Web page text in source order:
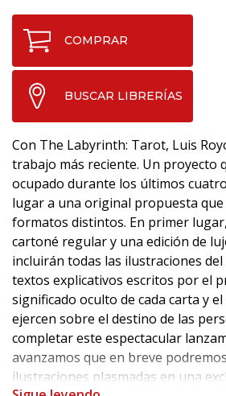
COMPRAR
BUSCAR LIBRERÍAS
Con The Labyrinth: Tarot, Luis
trabajo más reciente. Un proyecto
ocupado durante los últimos
lugar a una original propuesta
formatos distintos. En primer
cartoné regular y una edición de
incluirán todas las ilustraciones
textos explicativos escritos por el
significado oculto de cada carta y
ejercen sobre el destino de las
completar este espectacular
avanzamos que en breve
ilustraciones plasmadas en una